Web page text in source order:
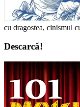
cu dragostea, cinismul
Descarcă!